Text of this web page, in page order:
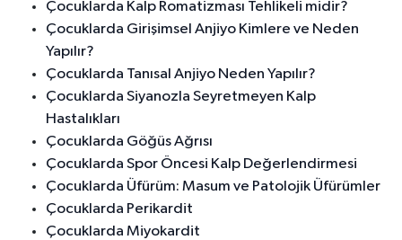
Çocuklarda Kalp Romatizması Tehlikeli midir?
Çocuklarda Girişimsel Anjiyo Kimlere ve Neden
Yapılır?
Çocuklarda Tanısal Anjiyo Neden Yapılır?
Çocuklarda Siyanozla Seyretmeyen Kalp
Hastalıkları
Çocuklarda Göğüs Ağrısı
Çocuklarda Spor Öncesi Kalp Değerlendirmesi
Çocuklarda Üfürüm: Masum ve Patolojik Üfürümler
Çocuklarda Perikardit
Çocuklarda Miyokardit